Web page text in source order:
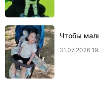
Чтобы
31.07.2026